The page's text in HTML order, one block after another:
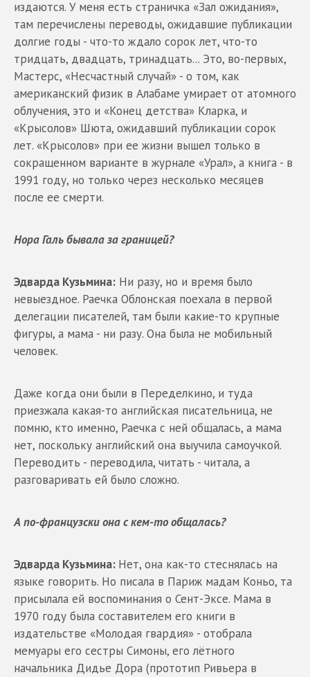
издаются. У меня есть страничка «Зал ожидания»,
там перечислены переводы, ожидавшие публикации
долгие годы - что-то ждало сорок лет, что-то
тридцать, двадцать, тринадцать... Это, во-первых,
Мастерс, «Несчастный случай» - о том, как
американский физик в Алабаме умирает от атомного
облучения, это и «Конец детства» Кларка, и
«Крысолов» Шюта, ожидавший публикации сорок
лет. «Крысолов» при ее жизни вышел только в
сокращенном варианте в журнале «Урал», а книга - в
1991 году, но только через несколько месяцев
после ее смерти.
Нора Галь бывала за границей?
Эдварда Кузьмина: Ни разу, но и время было
невыездное. Раечка Облонская поехала в первой
делегации писателей, там были какие-то крупные
фигуры, а мама - ни разу. Она была не мобильный
человек.
Даже когда они были в Переделкино, и туда
приезжала какая-то английская писательница, не
помню, кто именно, Раечка с ней общалась, а мама
нет, поскольку английский она выучила самоучкой.
Переводить - переводила, читать - читала, а
разговаривать ей было сложно.
А по-французски она с кем-то общалась?
Эдварда Кузьмина: Нет, она как-то стеснялась на
языке говорить. Но писала в Париж мадам Коньо, та
присылала ей воспоминания о Сент-Эксе. Мама в
1970 году была составителем его книги в
издательстве «Молодая гвардия» - отобрала
мемуары его сестры Симоны, его лётного
начальника Дидье Дора (прототип Ривьера в